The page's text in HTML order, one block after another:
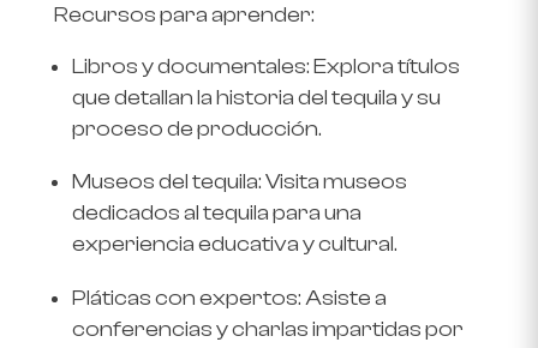
Recursos para aprender:
Libros y documentales: Explora títulos
que detallan la historia del tequila y su
proceso de producción.
Museos del tequila: Visita museos
dedicados al tequila para una
experiencia educativa y cultural.
Pláticas con expertos: Asiste a
conferencias y charlas impartidas por